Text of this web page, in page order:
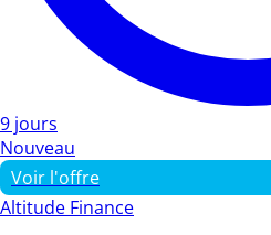
9 jours
Nouveau
Voir l'offre
Altitude Finance